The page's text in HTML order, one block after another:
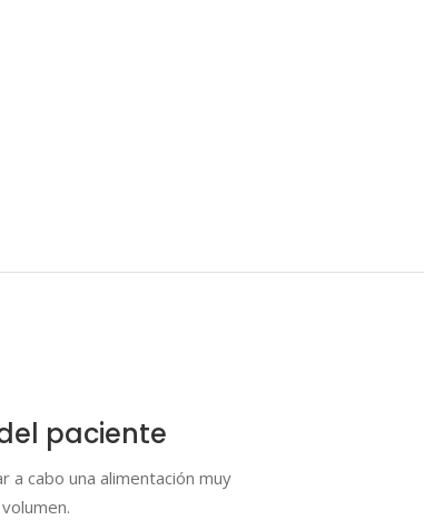
paciente
cabo una alimentación muy